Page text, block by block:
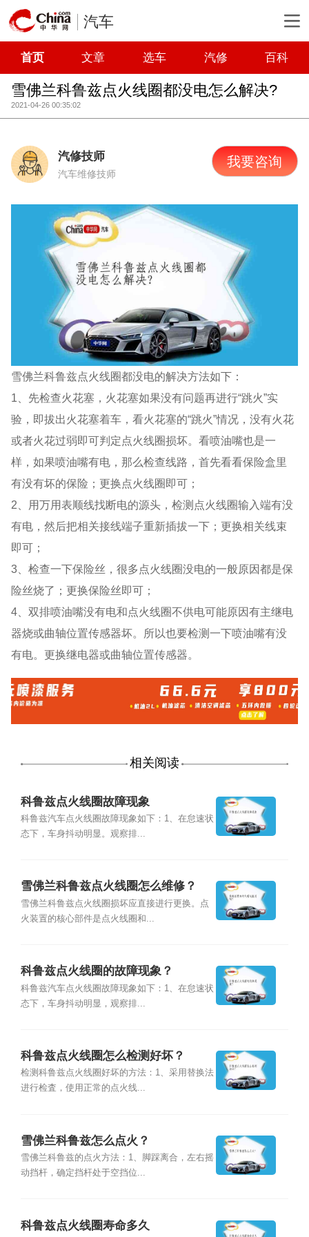
汽车
首页 文章 选车 汽修 百科
雪佛兰科鲁兹点火线圈都没电怎么解决?
2021-04-26 00:35:02
汽修技师
汽车维修技师
我要咨询
雪佛兰科鲁兹点火线圈都没电的解决方法如下：
1、先检查火花塞，火花塞如果没有问题再进行“跳火”实
验，即拔出火花塞着车，看火花塞的“跳火”情况，没有火花
或者火花过弱即可判定点火线圈损坏。看喷油嘴也是一
样，如果喷油嘴有电，那么检查线路，首先看看保险盒里
有没有坏的保险；更换点火线圈即可；
2、用万用表顺线找断电的源头，检测点火线圈输入端有没
有电，然后把相关接线端子重新插拔一下；更换相关线束
即可；
3、检查一下保险丝，很多点火线圈没电的一般原因都是保
险丝烧了；更换保险丝即可；
4、双排喷油嘴没有电和点火线圈不供电可能原因有主继电
器烧或曲轴位置传感器坏。所以也要检测一下喷油嘴有没
有电。更换继电器或曲轴位置传感器。
相关阅读
科鲁兹点火线圈故障现象
科鲁兹汽车点火线圈故障现象如下：1、在怠速状
态下，车身抖动明显。观察排...
雪佛兰科鲁兹点火线圈怎么维修？
雪佛兰科鲁兹点火线圈损坏应直接进行更换。点
火装置的核心部件是点火线圈和...
科鲁兹点火线圈的故障现象？
科鲁兹汽车点火线圈故障现象如下：1、在怠速状
态下，车身抖动明显，观察排...
科鲁兹点火线圈怎么检测好坏？
检测科鲁兹点火线圈好坏的方法：1、采用替换法
进行检査，使用正常的点火线...
雪佛兰科鲁兹怎么点火？
雪佛兰科鲁兹的点火方法：1、脚踩离合，左右摇
动挡杆，确定挡杆处于空挡位...
科鲁兹点火线圈寿命多久